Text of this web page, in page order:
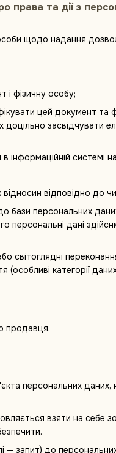
права та дії з
щодо надання
і фізичну особу;
цей документ та
засвідчувати
інформаційній системі
відповідно до
бази персональних
персональні дані
світоглядні
категорії
продавця.
персональних даних,
взяти на себе
— запит) до